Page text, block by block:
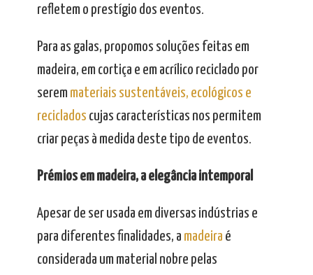
refletem o prestígio dos eventos.
Para as galas, propomos soluções feitas em
madeira, em cortiça e em acrílico reciclado por
serem materiais sustentáveis, ecológicos e
reciclados cujas características nos permitem
criar peças à medida deste tipo de eventos.
Prémios em madeira, a elegância intemporal
Apesar de ser usada em diversas indústrias e
para diferentes finalidades, a madeira é
considerada um material nobre pelas